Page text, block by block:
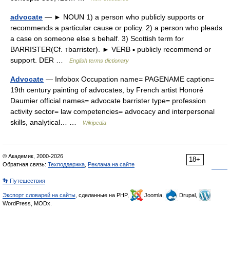
advocate — ► NOUN 1) a person who publicly supports or
recommends a particular cause or policy. 2) a person who pleads
a case on someone else s behalf. 3) Scottish term for
BARRISTER(Cf. ↑barrister). ► VERB ▪ publicly recommend or
support. DER …
English terms dictionary
Advocate — Infobox Occupation name= PAGENAME caption=
19th century painting of advocates, by French artist Honoré
Daumier official names= advocate barrister type= profession
activity sector= law competencies= advocacy and interpersonal
skills, analytical… …
Wikipedia
18+
© Академик, 2000-2026
Обратная связь: Техподдержка Реклама на сайте
👣 Путешествия
Экспорт словарей на сайты , сделанные на PHP, Joomla,
Drupal,
WordPress, MODx.